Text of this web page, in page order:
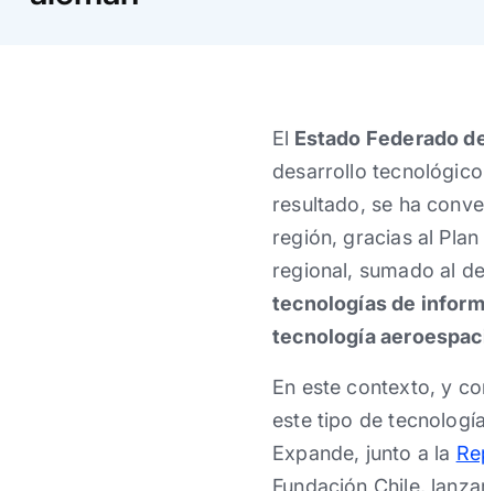
El Estado Federado
desarrollo
resultado, se ha
región, gracias al
regional, sumado al
tecnologías de
tecnología
En este contexto, y
este tipo de
Expande, junto a la
Fundación Chile,